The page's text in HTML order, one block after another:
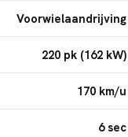
Voorwielaandrijving
220 pk (162 kW)
170 km/u
6 sec